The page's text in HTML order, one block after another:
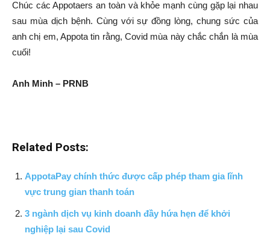
Chúc các Appotaers an toàn và khỏe mạnh cùng gặp lại nhau
sau mùa dịch bệnh. Cùng với sự đồng lòng, chung sức của
anh chị em, Appota tin rằng, Covid mùa này chắc chắn là mùa
cuối!
Anh Minh – PRNB
Related Posts:
AppotaPay chính thức được cấp phép tham gia lĩnh
vực trung gian thanh toán
3 ngành dịch vụ kinh doanh đầy hứa hẹn để khởi
nghiệp lại sau Covid